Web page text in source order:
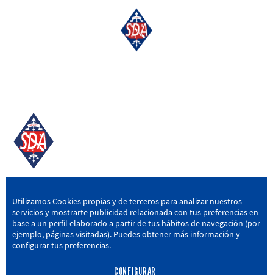
SD AMOREBIETA
San Miguel Kalea, 16, 48340 Amorebieta, Bizkaia
946 604 751 | sda@sdamorebieta.eus
Utilizamos Cookies propias y de terceros para analizar nuestros
servicios y mostrarte publicidad relacionada con tus preferencias en
base a un perfil elaborado a partir de tus hábitos de navegación (por
ejemplo, páginas visitadas). Puedes obtener más información y
configurar tus preferencias.
CONFIGURAR